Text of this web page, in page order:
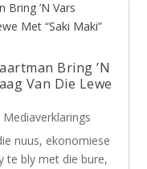
Bring ’N
Van Die Lewe
Mediaverklarings
nuus, ekonomiese
te bly met die bure,